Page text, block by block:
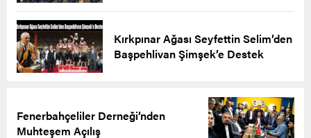
Kırkpınar Ağası Seyfettin Selim’den
Başpehlivan Şimşek’e Destek
Fenerbahçeliler Derneği’nden
Muhteşem Açılış